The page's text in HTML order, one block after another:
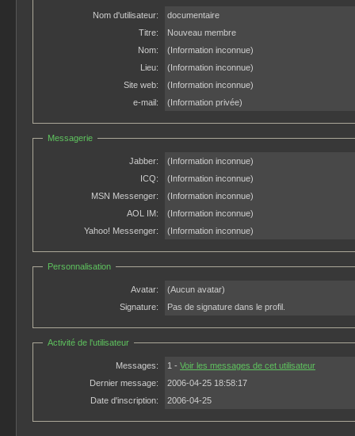
Nom d'utilisateur:
documentaire
Titre:
Nouveau membre
Nom:
(Information inconnue)
Lieu:
(Information inconnue)
Site web:
(Information inconnue)
e-mail:
(Information privée)
Messagerie
Jabber:
(Information inconnue)
ICQ:
(Information inconnue)
MSN Messenger:
(Information inconnue)
AOL IM:
(Information inconnue)
Yahoo! Messenger:
(Information inconnue)
Personnalisation
Avatar:
(Aucun avatar)
Signature:
Pas de signature dans le profil.
Activité de l'utilisateur
Messages: 1 - Voir les messages de cet utilisateur
Dernier message:
2006-04-25 18:58:17
Date d'inscription:
2006-04-25